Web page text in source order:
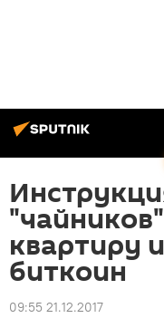
квартиру
биткоин
09:55 21.12.2017